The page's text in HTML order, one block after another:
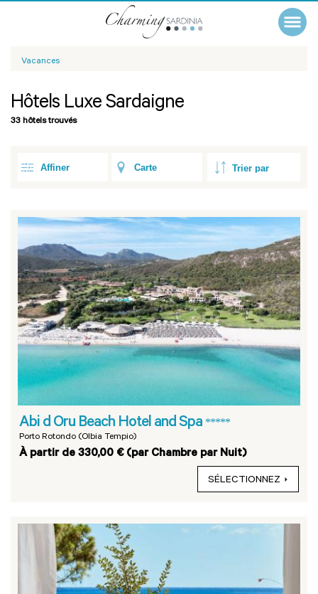
Vacances
Hôtels Luxe Sardaigne
33 hôtels trouvés
Affiner Carte
Abi d Oru Beach Hotel and Spa *****
Porto Rotondo (Olbia Tempio)
À partir de 330,00 € (par Chambre par Nuit)
SÉLECTIONNEZ